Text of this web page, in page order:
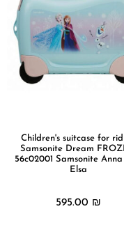
Children's suitcase for
Samsonite Dream
56c02001 Samsonite
Elsa
595.00 ₪